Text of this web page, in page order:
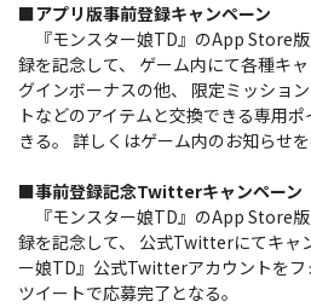
■アプリ版事前登録キャンペーン
『モンスター娘TD』のApp Store
録を記念して、 ゲーム内にて各種キ
グインボーナスの他、 限定ミッショ
トなどのアイテムと交換できる専用
きる。 詳しくはゲーム内のお知らせを
■事前登録記念Twitterキャンペーン
『モンスター娘TD』のApp Store
録を記念して、 公式Twitterにてキャ
ー娘TD』公式Twitterアカウントをフ
ツイートで応募完了となる。